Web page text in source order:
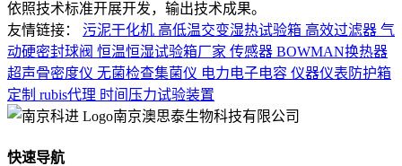
依照技术标准开展开发，输出技术成果。
友情链接：
污泥干化机 高低温交变湿热试验箱 高效过滤器 气
动硬密封球阀 恒温恒湿试验箱厂家 传感器 BOWMAN换热器
超声骨密度仪 无菌检查集菌仪 电力电子电容 仪器仪表防护箱
定制 rubis代理 时间压力试验装置
南京澳思泰生物科技有限公司
快速导航